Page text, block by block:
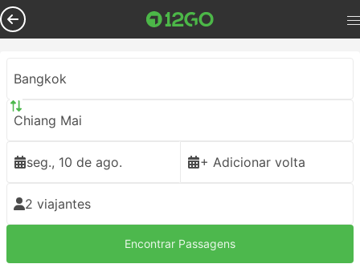
Bangkok
Chiang Mai
seg., 10 de ago. + Adicionar volta
2 viajantes
Encontrar Passagens